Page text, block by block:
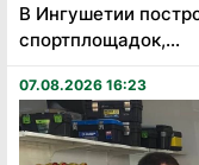
В Ингушетии
спортплощадок,...
07.08.2026 16:23